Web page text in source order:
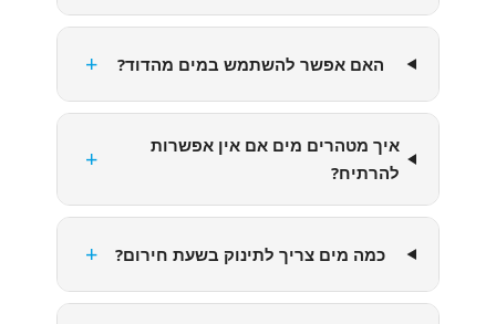
האם אפשר להשתמש במים מהדוד? +
איך מטהרים מים אם אין אפשרות
להרתיח?
+
כמה מים צריך לתינוק בשעת חירום? +